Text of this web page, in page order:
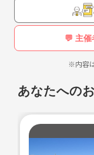
💬 主催
※内容
あなたへの